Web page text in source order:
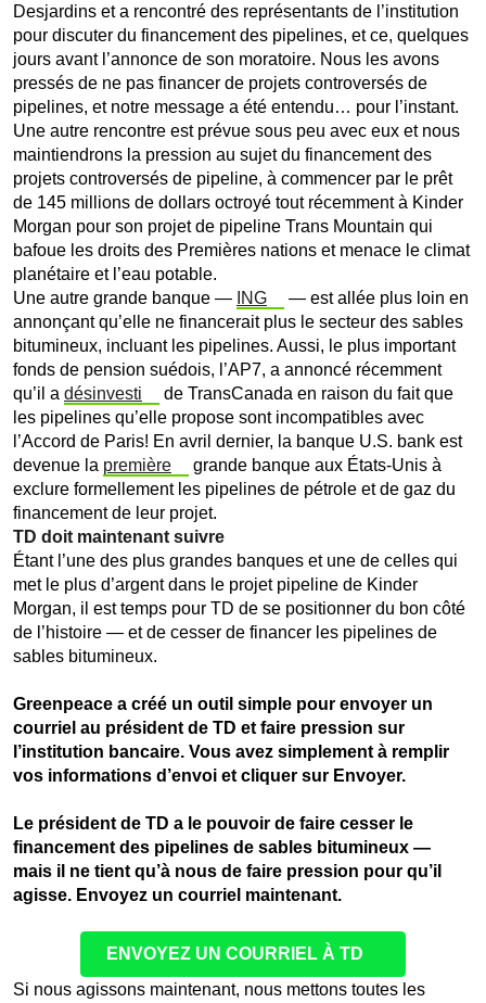
Desjardins et a rencontré des représentants de l’institution
pour discuter du financement des pipelines, et ce, quelques
jours avant l’annonce de son moratoire. Nous les avons
pressés de ne pas financer de projets controversés de
pipelines, et notre message a été entendu… pour l’instant.
Une autre rencontre est prévue sous peu avec eux et nous
maintiendrons la pression au sujet du financement des
projets controversés de pipeline, à commencer par le prêt
de 145 millions de dollars octroyé tout récemment à Kinder
Morgan pour son projet de pipeline Trans Mountain qui
bafoue les droits des Premières nations et menace le climat
planétaire et l’eau potable.
Une autre grande banque — ING —est allée plus loin en
annonçant qu’elle ne financerait plus le secteur des sables
bitumineux, incluant les pipelines. Aussi, le plus important
fonds de pension suédois, l’AP7, a annoncé récemment
qu’il a désinvesti
de TransCanada en raison du fait que
les pipelines qu’elle propose sont incompatibles avec
l’Accord de Paris! En avril dernier, la banque U.S. bank est
devenue la première
grande banque aux États-Unis à
exclure formellement les pipelines de pétrole et de gaz du
financement de leur projet.
TD doit maintenant suivre
Étant l’une des plus grandes banques et une de celles qui
met le plus d’argent dans le projet pipeline de Kinder
Morgan, il est temps pour TD de se positionner du bon côté
de l’histoire — et de cesser de financer les pipelines de
sables bitumineux.
Greenpeace a créé un outil simple pour envoyer un
courriel au président de TD et faire pression sur
l’institution bancaire. Vous avez simplement à remplir
vos informations d’envoi et cliquer sur Envoyer.
Le président de TD a le pouvoir de faire cesser le
financement des pipelines de sables bitumineux —
mais il ne tient qu’à nous de faire pression pour qu’il
agisse. Envoyez un courriel maintenant.
ENVOYEZ UN COURRIEL À TD
Si nous agissons maintenant, nous mettons toutes les